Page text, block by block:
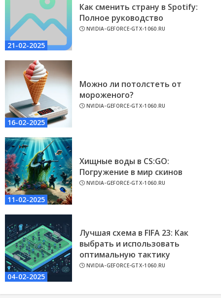
21-02-2025
Как сменить страну в Spotify:
Полное руководство
NVIDIA-GEFORCE-GTX-1060.RU
16-02-2025
Можно ли потолстеть от
мороженого?
NVIDIA-GEFORCE-GTX-1060.RU
11-02-2025
Хищные воды в CS:GO:
Погружение в мир скинов
NVIDIA-GEFORCE-GTX-1060.RU
04-02-2025
Лучшая схема в FIFA 23: Как
выбрать и использовать
оптимальную тактику
NVIDIA-GEFORCE-GTX-1060.RU